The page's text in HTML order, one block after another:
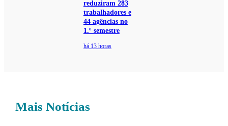
reduziram 283
trabalhadores e
44 agências no
1.º semestre
há 13 horas
Mais Notícias